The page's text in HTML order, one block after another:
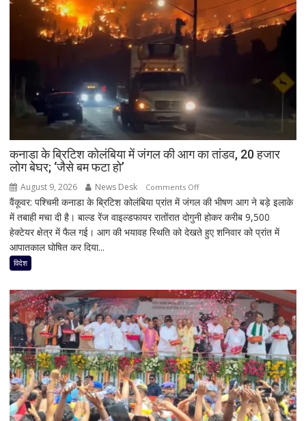
कनाडा के ब्रिटिश कोलंबिया में जंगल की आग का तांडव, 20 हजार
लोग बेघर; ‘जैसे बम फटा हो’
August 9, 2026 News Desk Comments Offon
कनाडा
के
ब्रिटिश
की
आग
का
तांडव,
20
हजार
लोग
बेघर;
‘जैसे
वैंकूवर: पश्चिमी कनाडा के ब्रिटिश कोलंबिया प्रांत में जंगल की भीषण आग ने बड़े इलाके
में तबाही मचा दी है। बाल्ड रेंज वाइल्डफायर रातोंरात दोगुनी होकर करीब 9,500
हेक्टेयर क्षेत्र में फैल गई। आग की भयावह स्थिति को देखते हुए शनिवार को प्रांत में
आपातकाल घोषित कर दिया...
विदेश